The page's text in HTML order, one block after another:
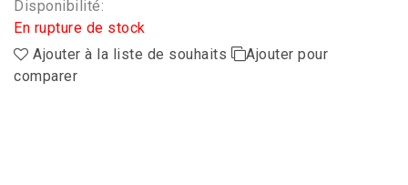
Disponibilité:
En rupture de stock
Ajouter à la liste de souhaits
Ajouter pour
comparer